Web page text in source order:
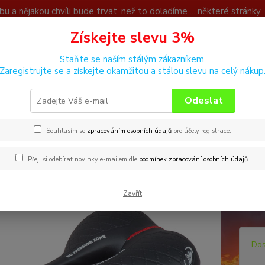
a nějakou chvíli bude trvat, než to doladíme ... některé
Sedlo MONTE GRAPPA Vela 2009 s pružinami
MONTE GRAPPA Vela 2009
šiřší
Získejte slevu 3%
Staňte se naším stálým zákazníkem.
Zaregistrujte se a získejte okamžitou a stálou slevu na celý nákup.
Odeslat
Souhlasím se zpracováním osobních údajů pro účely registrace.
Přeji si odebírat novinky e-mailem dle podmínek zpracování osobních údajů.
Zavřít